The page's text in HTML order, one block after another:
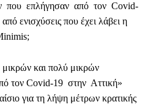
που επλήγησαν από τον Covid-
ενισχύσεις που έχει λάβει η
και πολύ μικρών
τον Covid-19 στην Αττική»
για τη λήψη μέτρων κρατικής